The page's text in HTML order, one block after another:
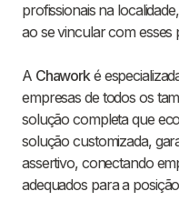
profissionais na
ao se vincular com esses
A Chaworké
empresas de todos os
solução completa que
solução customizada,
assertivo, conectando
adequados para a